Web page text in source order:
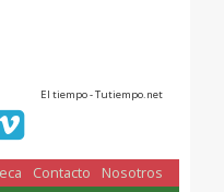
El tiempo - Tutiempo.net
Nosotros
Contacto